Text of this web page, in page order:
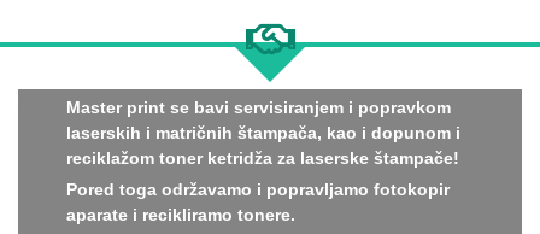
Master print se bavi servisiranjem i popravkom
laserskih i matričnih štampača, kao i dopunom i
reciklažom toner ketridža za laserske štampače!
Pored toga održavamo i popravljamo fotokopir
aparate i recikliramo tonere.